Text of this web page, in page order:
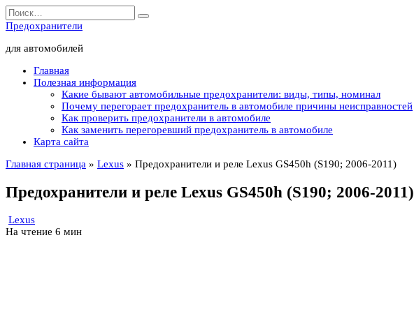
Перейти
к
содержанию
Search
for:
Предохранители
для автомобилей
Главная
Полезная информация
Какие бывают автомобильные предохранители: виды, типы, номинал
Почему перегорает предохранитель в автомобиле причины неисправностей
Как проверить предохранители в автомобиле
Как заменить перегоревший предохранитель в автомобиле
Карта сайта
Главная страница » Lexus » Предохранители и реле Lexus GS450h (S190; 2006-2011)
Предохранители и реле Lexus GS450h (S190; 2006-2011)
Lexus
На чтение 6 мин